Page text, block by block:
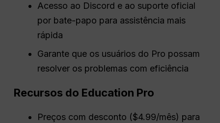
Acesso ao Discord e ao suporte oficial
por bate-papo para assistência mais
rápida
Garante que os usuários do Pro possam
resolver os problemas com eficiência
Recursos do Education Pro
Preços com desconto ($4.99/mês) para